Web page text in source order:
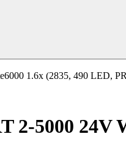
1.6x (2835, 490 LED,
2-5000